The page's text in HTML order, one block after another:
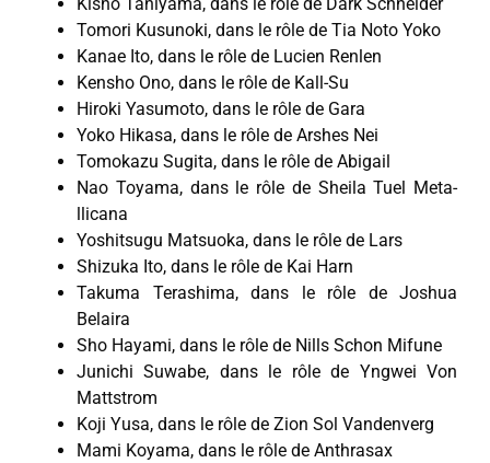
Tomori Kusunoki, dans le rôle de Tia Noto Yoko
Kanae Ito, dans le rôle de Lucien Renlen
Kensho Ono, dans le rôle de Kall-Su
Hiroki Yasumoto, dans le rôle de Gara
Yoko Hikasa, dans le rôle de Arshes Nei
Tomokazu Sugita, dans le rôle de Abigail
Nao Toyama, dans le rôle de Sheila Tuel Meta-
llicana
Yoshitsugu Matsuoka, dans le rôle de Lars
Shizuka Ito, dans le rôle de Kai Harn
Takuma Terashima, dans le rôle de Joshua
Belaira
Sho Hayami, dans le rôle de Nills Schon Mifune
Junichi Suwabe, dans le rôle de Yngwei Von
Mattstrom
Koji Yusa, dans le rôle de Zion Sol Vandenverg
Mami Koyama, dans le rôle de Anthrasax